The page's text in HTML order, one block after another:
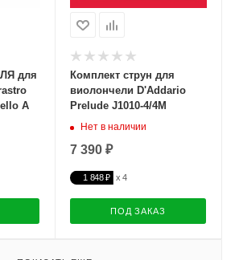
для
A
Комплект струн для
виолончели D'Addario
Prelude J1010-4/4M
Нет в наличии
7 390 ₽
1 848 ₽
ПОД ЗАКАЗ